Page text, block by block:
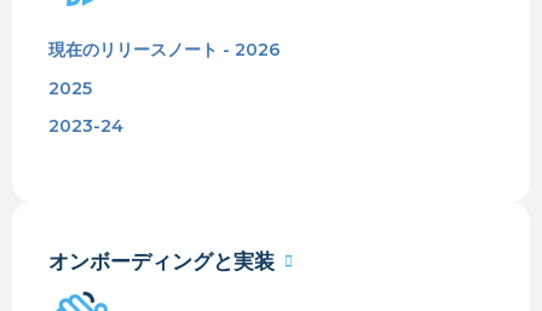
現在のリリースノート - 2026
2025
2023-24
オンボーディングと実装